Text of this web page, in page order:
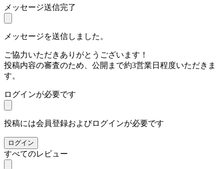
メッセージ送信完了
メッセージを送信しました。
ご協力いただきありがとうございます！
投稿内容の審査のため、公開まで約3営業日程度いただきま
す。
ログインが必要です
投稿には会員登録およびログインが必要です
ログイン
すべてのレビュー